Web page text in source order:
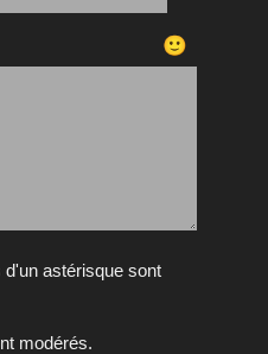
🙂
astérisque sont
modérés.